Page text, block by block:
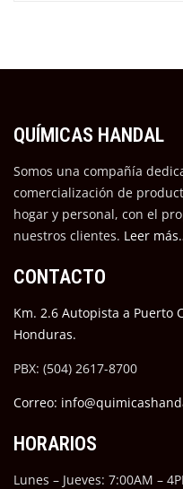
QUÍMICAS HANDAL
Somos una compañía
comercialización de
hogar y personal, con el
nuestros clientes. Leer
CONTACTO
Km. 2.6 Autopista a Puerto
Honduras.
PBX: (504) 2617-8700
Correo:
HORARIOS
Lunes – Jueves: 7:00AM –